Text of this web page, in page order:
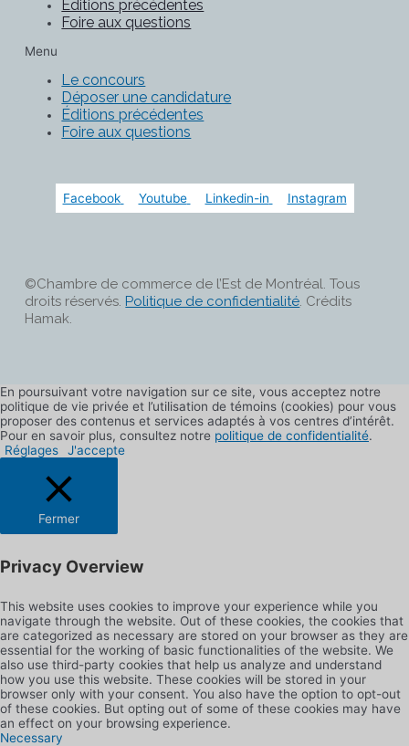
Éditions précédentes
Foire aux questions
Menu
Le concours
Déposer une candidature
Éditions précédentes
Foire aux questions
Facebook Youtube Linkedin-in Instagram
©Chambre de commerce de l’Est de Montréal. Tous
droits réservés. Politique de confidentialité. Crédits
Hamak.
En poursuivant votre navigation sur ce site, vous acceptez notre
politique de vie privée et l’utilisation de témoins (cookies) pour vous
proposer des contenus et services adaptés à vos centres d’intérêt.
Pour en savoir plus, consultez notre politique de confidentialité.
Réglages
J'accepte
Fermer
Privacy Overview
This website uses cookies to improve your experience while you
navigate through the website. Out of these cookies, the cookies that
are categorized as necessary are stored on your browser as they are
essential for the working of basic functionalities of the website. We
also use third-party cookies that help us analyze and understand
how you use this website. These cookies will be stored in your
browser only with your consent. You also have the option to opt-out
of these cookies. But opting out of some of these cookies may have
an effect on your browsing experience.
Necessary